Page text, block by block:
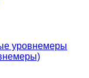
уровнемеры